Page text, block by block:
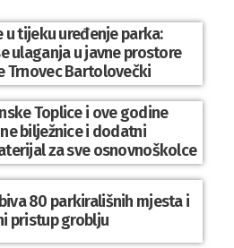
u tijeku uređenje parka:
ulaganja u javne prostore
Trnovec Bartolovečki
Toplice i ove godine
bilježnice i dodatni
za sve osnovnoškolce
80 parkirališnih mjesta i
pristup groblju